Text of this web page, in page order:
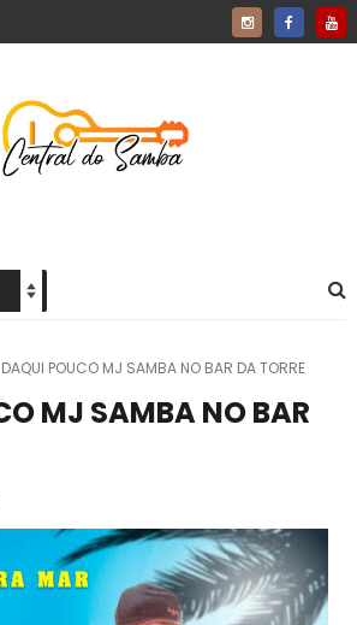
DAQUI POUCO MJ SAMBA NO BAR DA TORRE
MJ SAMBA NO BAR